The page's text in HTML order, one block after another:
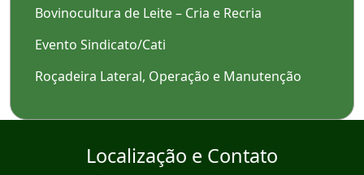
Bovinocultura de Leite – Cria e Recria
Evento Sindicato/Cati
Roçadeira Lateral, Operação e Manutenção
Localização e Contato